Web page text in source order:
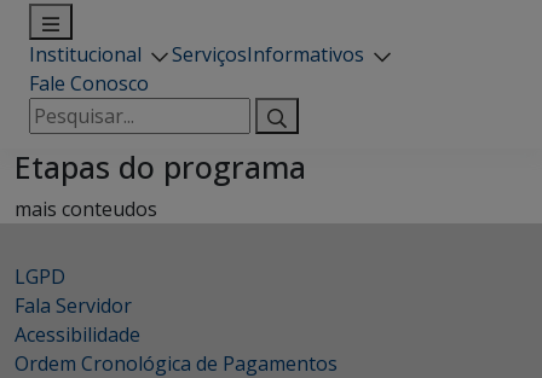
Institucional ServiçosInformativos
Fale Conosco
Pesquisar
por:
Etapas do programa
mais conteudos
LGPD
Fala Servidor
Acessibilidade
Ordem Cronológica de Pagamentos